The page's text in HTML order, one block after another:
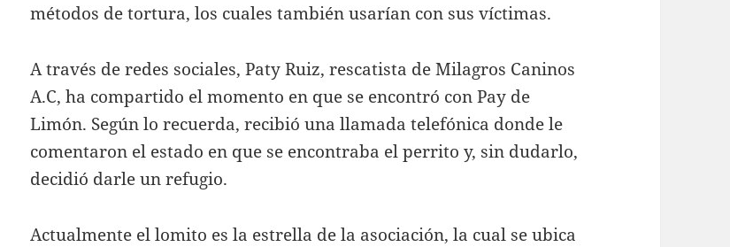
métodos de tortura, los cuales también usarían con sus víctimas.
A través de redes sociales, Paty Ruiz, rescatista de Milagros Caninos
A.C, ha compartido el momento en que se encontró con Pay de
Limón. Según lo recuerda, recibió una llamada telefónica donde le
comentaron el estado en que se encontraba el perrito y, sin dudarlo,
decidió darle un refugio.
Actualmente el lomito es la estrella de la asociación, la cual se ubica